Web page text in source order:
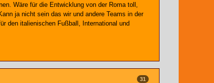
Wäre für die Entwicklung von der Roma toll,
ja nicht sein das wir und andere Teams in der
den italienischen Fußball, International und
31